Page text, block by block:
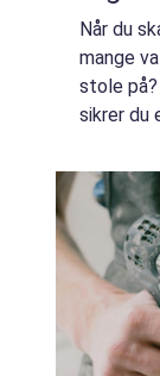
Når du
mange
stole
sikrer du
alt fra